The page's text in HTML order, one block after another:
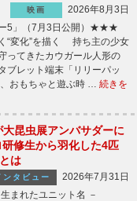
映画
2026年8月3日
ー5」（7月3日公開）★★★
“変化”を描く 持ち主の少女
ってきたカウガール人形の
ブレット端末「リリーパッ
おもちゃと遊ぶ時 … 続きを
大昆虫展アンバサダーに
修生から羽化した4匹
は
ンタビュー
2026年7月31日
まれたユニット名 －